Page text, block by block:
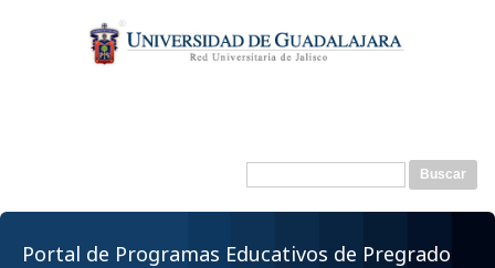
contenido
principal
Formulario de
Buscar
Portal de Programas Educativos de Pregrado